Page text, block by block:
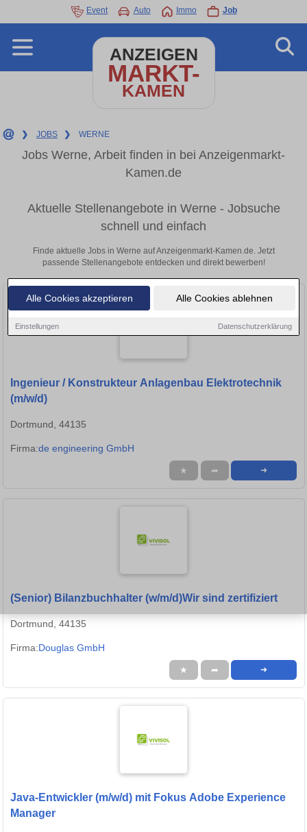
Alle Cookies akzeptieren Alle Cookies ablehnen
Einstellungen Datenschutzerklärung
Event Auto Immo Job
ANZEIGEN
MARKT-
KAMEN
❯ JOBS ❯ WERNE
Jobs Werne, Arbeit finden in bei Anzeigenmarkt-
Kamen.de
Aktuelle Stellenangebote in Werne - Jobsuche
schnell und einfach
Finde aktuelle Jobs in Werne auf Anzeigenmarkt-Kamen.de. Jetzt
passende Stellenangebote entdecken und direkt bewerben!
Ingenieur / Konstrukteur Anlagenbau Elektrotechnik
(m/w/d)
Dortmund, 44135
Firma:de engineering GmbH
★ ➦ ➜
(Senior) Bilanzbuchhalter (w/m/d)Wir sind zertifiziert
Dortmund, 44135
Firma:Douglas GmbH
★ ➦ ➜
Java-Entwickler (m/w/d) mit Fokus Adobe Experience
Manager